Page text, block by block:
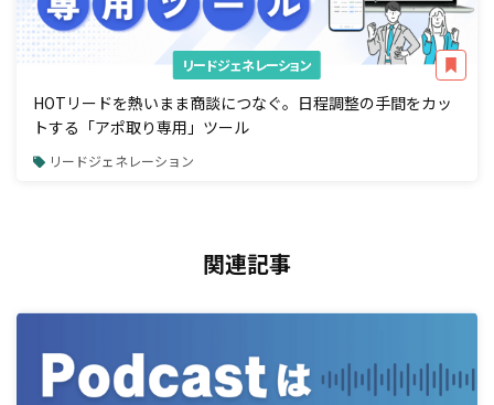
リードジェネレーション
HOTリードを熱いまま商談につなぐ。日程調整の手間をカッ
トする「アポ取り専用」ツール
リードジェネレーション
関連記事